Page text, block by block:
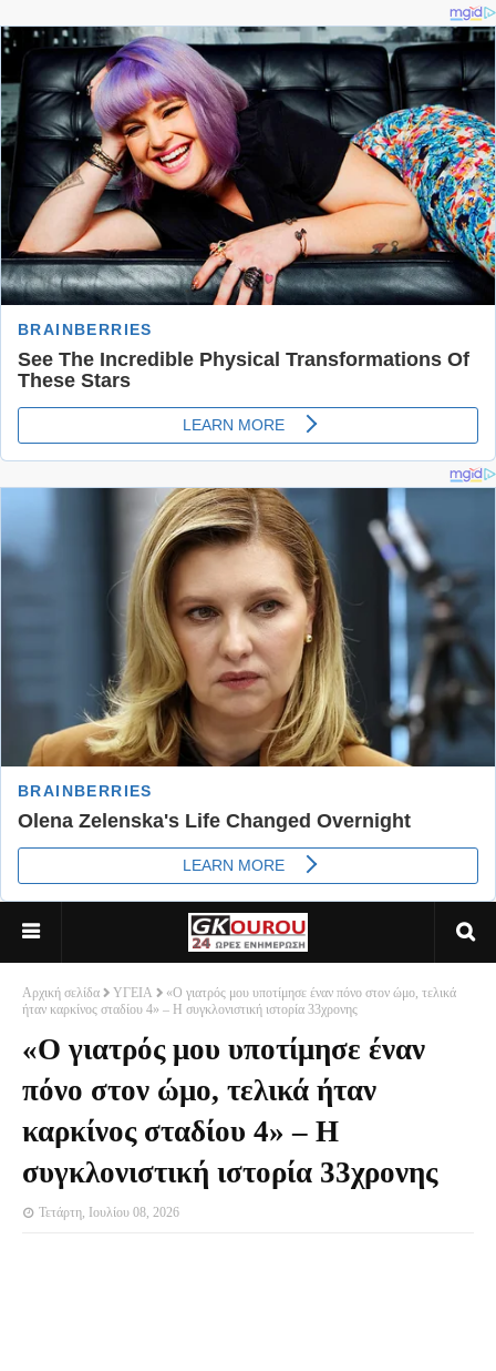
Αρχική σελίδα ΥΓΕΙΑ
«Ο γιατρός μου υποτίμησε έναν πόνο στον ώμο, τελικά
ήταν καρκίνος σταδίου 4» – Η συγκλονιστική ιστορία 33χρονης
«Ο γιατρός μου υποτίμησε έναν
πόνο στον ώμο, τελικά ήταν
καρκίνος σταδίου 4» – Η
συγκλονιστική ιστορία 33χρονης
Τετάρτη, Ιουλίου 08, 2026